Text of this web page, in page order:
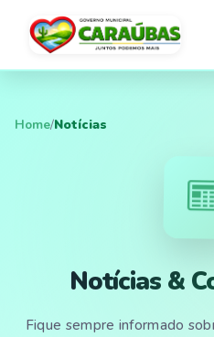
Home/Notícias
Notícias &
Fique sempre informado